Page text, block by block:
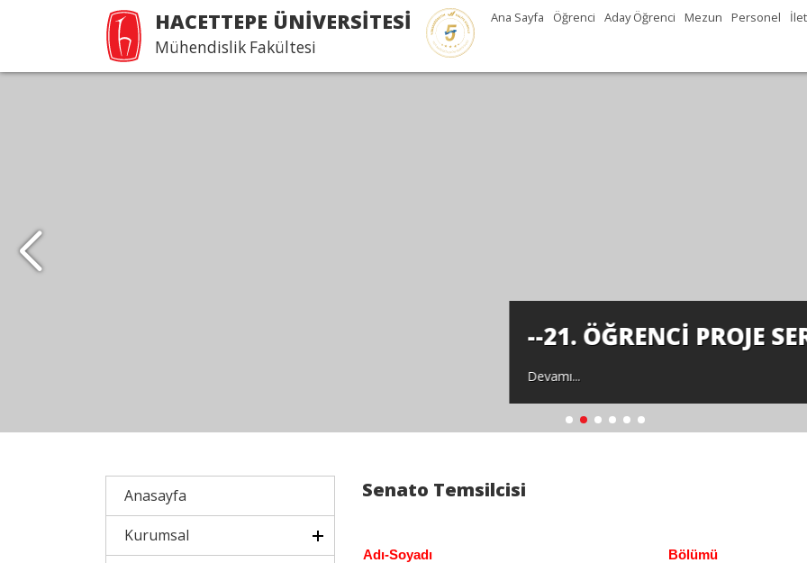
HACETTEPE ÜNİVERSİTESİ
Mühendislik Fakültesi
Ana Sayfa Öğrenci Aday Öğrenci Mezun Personel
Anasayfa
Kurumsal
Senato Temsilcisi
Adı-Soyadı Bölümü